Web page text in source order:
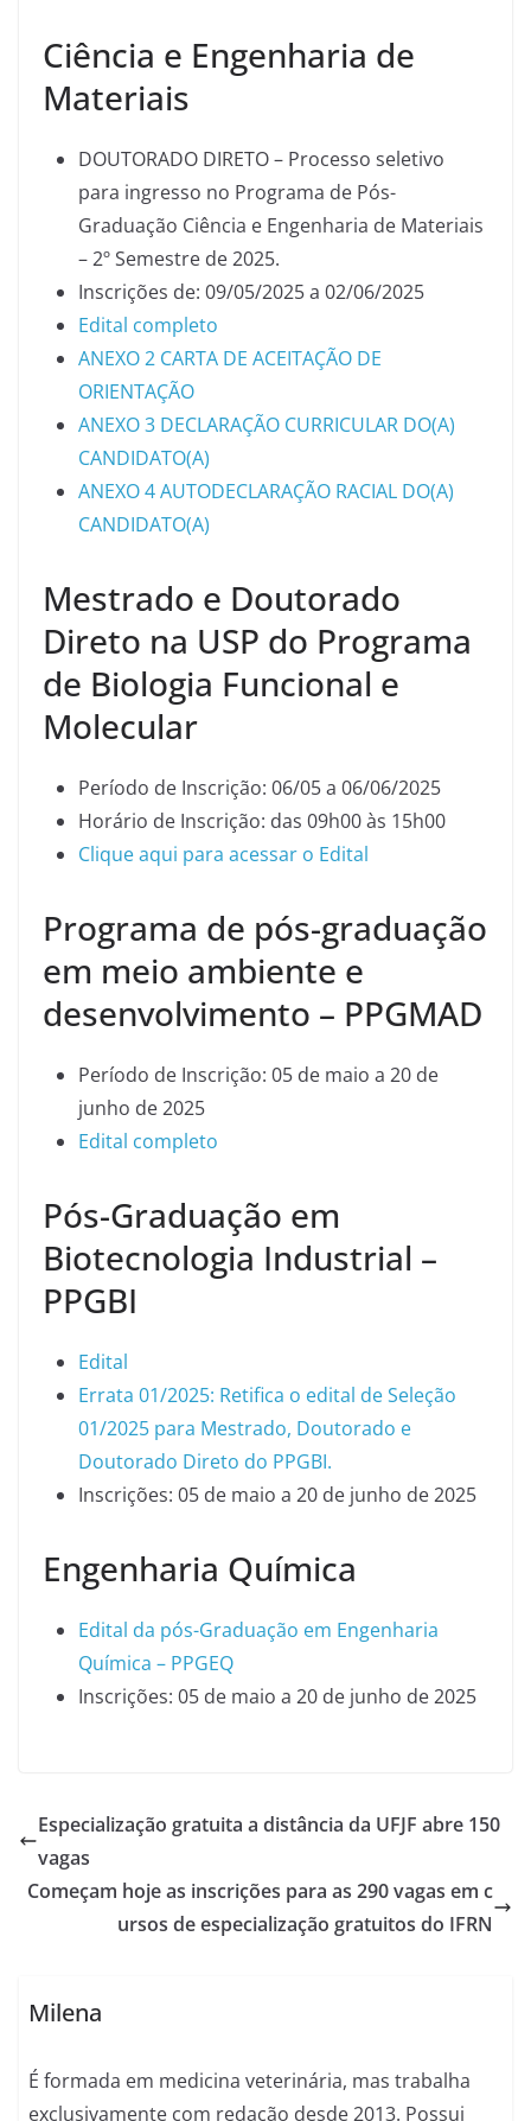
Ciência e Engenharia de
Materiais
DOUTORADO DIRETO – Processo seletivo
para ingresso no Programa de Pós-
Graduação Ciência e Engenharia de Materiais
– 2º Semestre de 2025.
Inscrições de: 09/05/2025 a 02/06/2025
Edital completo
ANEXO 2 CARTA DE ACEITAÇÃO DE
ORIENTAÇÃO
ANEXO 3 DECLARAÇÃO CURRICULAR DO(A)
CANDIDATO(A)
ANEXO 4 AUTODECLARAÇÃO RACIAL DO(A)
CANDIDATO(A)
Mestrado e Doutorado
Direto na USP do Programa
de Biologia Funcional e
Molecular
Período de Inscrição: 06/05 a 06/06/2025
Horário de Inscrição: das 09h00 às 15h00
Clique aqui para acessar o Edital
Programa de pós-graduação
em meio ambiente e
desenvolvimento – PPGMAD
Período de Inscrição: 05 de maio a 20 de
junho de 2025
Edital completo
Pós-Graduação em
Biotecnologia Industrial –
PPGBI
Edital
Errata 01/2025: Retifica o edital de Seleção
01/2025 para Mestrado, Doutorado e
Doutorado Direto do PPGBI.
Inscrições: 05 de maio a 20 de junho de 2025
Engenharia Química
Edital da pós-Graduação em Engenharia
Química – PPGEQ
Inscrições: 05 de maio a 20 de junho de 2025
Especialização gratuita a distância da UFJF abre 150
vagas
Começam hoje as inscrições para as 290 vagas em c
ursos de especialização gratuitos do IFRN
Milena
É formada em medicina veterinária, mas trabalha
exclusivamente com redação desde 2013. Possui